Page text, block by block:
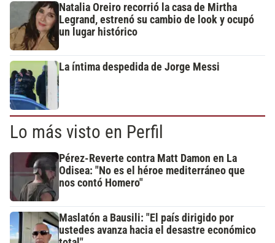
Natalia Oreiro recorrió la casa de Mirtha
Legrand, estrenó su cambio de look y ocupó
un lugar histórico
La íntima despedida de Jorge Messi
Lo más visto en Perfil
Pérez-Reverte contra Matt Damon en La
Odisea: "No es el héroe mediterráneo que
nos contó Homero"
Maslatón a Bausili: "El país dirigido por
ustedes avanza hacia el desastre económico